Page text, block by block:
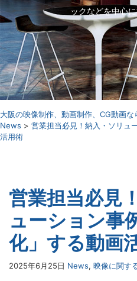
ックなどを中心
⼤阪の映像制作、動画制作、CG動画
News > 営業担当必見！納入・ソリュ
活用術
営業担当必見
ューション事
化」する動画
2025年6月25日 News, 映像に関す